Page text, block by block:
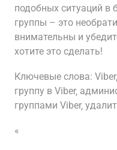
подобных ситуаций в
группы – это
внимательны и
хотите это сделать!
Ключевые слова:
группу в Viber‚
группами Viber‚
«